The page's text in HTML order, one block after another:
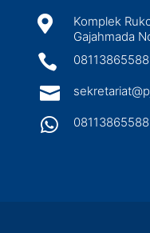

Komplek
Gajahmada
 08113865588

